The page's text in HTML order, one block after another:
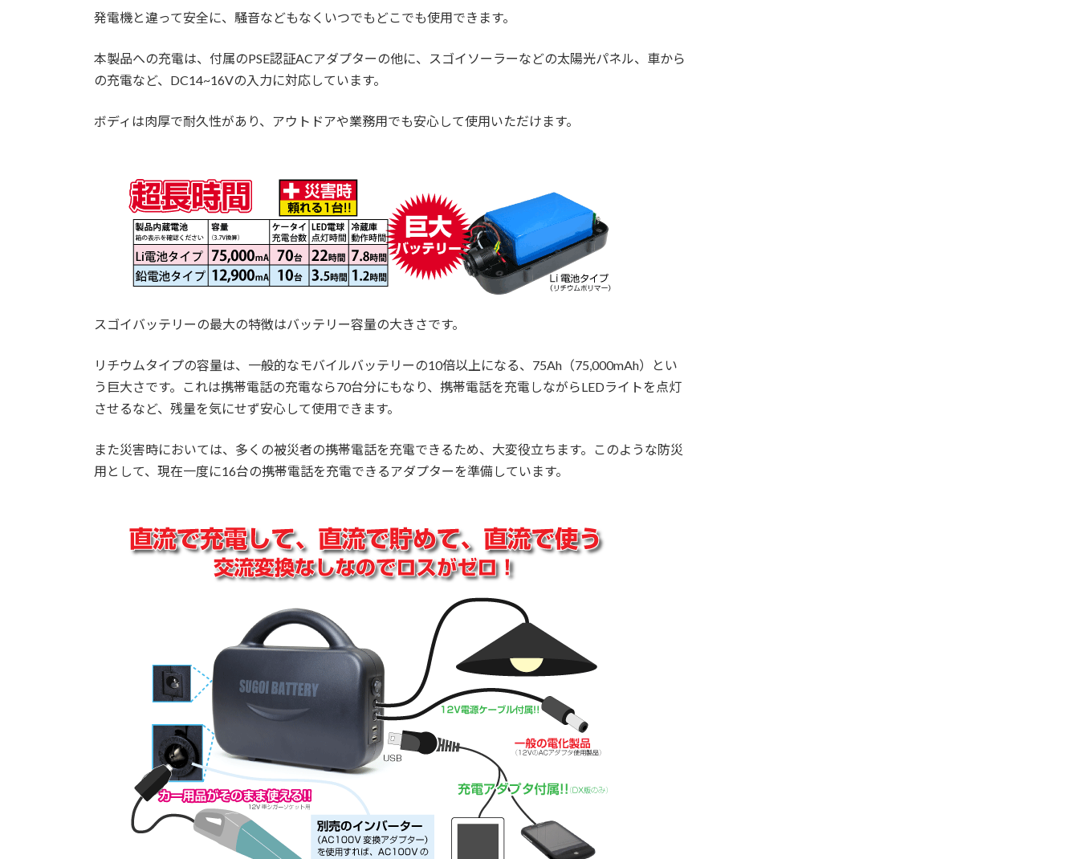
発電機と違って安全に、騒音などもなくいつでもどこでも使用できます。
本製品への充電は、付属のPSE認証ACアダプターの他に、スゴイソーラーなどの太陽光パネル、車から
の充電など、DC14~16Vの入力に対応しています。
ボディは肉厚で耐久性があり、アウトドアや業務用でも安心して使用いただけます。
スゴイバッテリーの最大の特徴はバッテリー容量の大きさです。
リチウムタイプの容量は、一般的なモバイルバッテリーの10倍以上になる、75Ah（75,000mAh）とい
う巨大さです。これは携帯電話の充電なら70台分にもなり、携帯電話を充電しながらLEDライトを点灯
させるなど、残量を気にせず安心して使用できます。
また災害時においては、多くの被災者の携帯電話を充電できるため、大変役立ちます。このような防災
用として、現在一度に16台の携帯電話を充電できるアダプターを準備しています。